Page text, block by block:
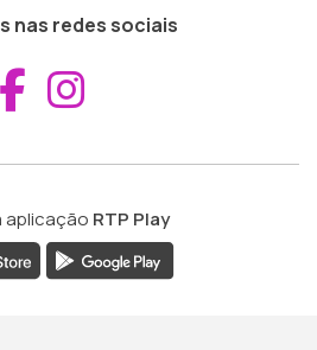
nas redes sociais
Aceder ao
aplicação RTP Play